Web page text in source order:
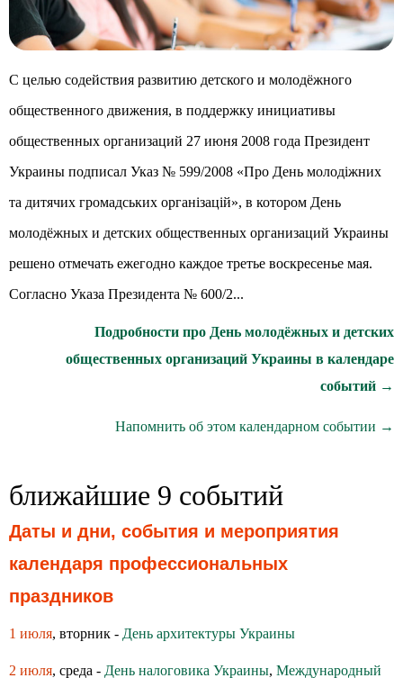
С целью содействия развитию детского и молодёжного
общественного движения, в поддержку инициативы
общественных организаций 27 июня 2008 года Президент
Украины подписал Указ № 599/2008 «Про День молодіжних
та дитячих громадських організацій», в котором День
молодёжных и детских общественных организаций Украины
решено отмечать ежегодно каждое третье воскресенье мая.
Согласно Указа Президента № 600/2...
Подробности про День молодёжных и детских
общественных организаций Украины в календаре
событий →
Напомнить об этом календарном событии →
ближайшие 9 событий
Даты и дни, события и мероприятия
календаря профессиональных
праздников
1 июля, вторник - День архитектуры Украины
2 июля, среда - День налоговика Украины, Международный